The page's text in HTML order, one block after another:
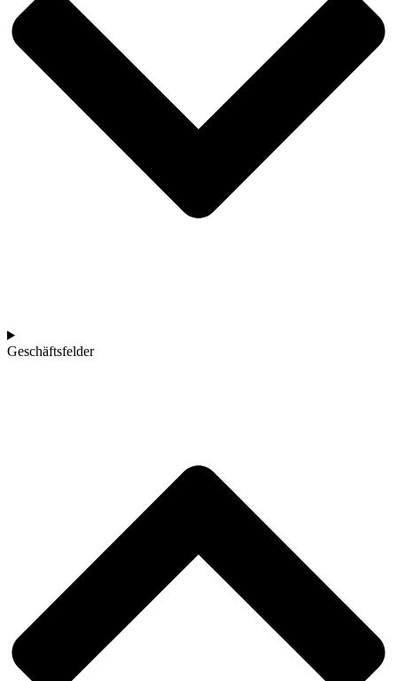
Geschäftsfelder